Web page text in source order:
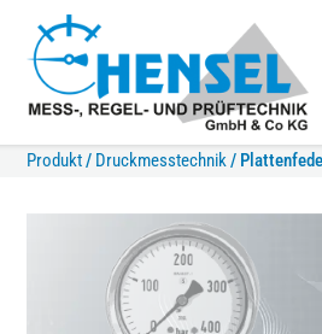
Produkt/ Druckmesstechnik/